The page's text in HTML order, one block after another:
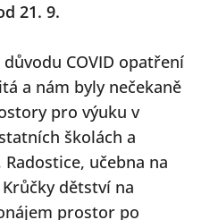
21. 9.
COVID opatření
a nám byly nečekaně
pro výuku v
školách a
učebna na
dětství na
prostor po